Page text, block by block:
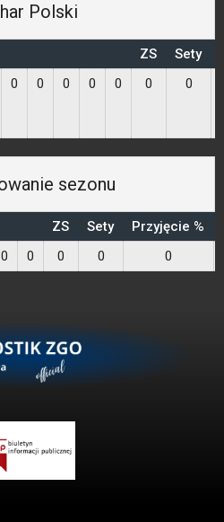
Polski
ZS Sety
0 0 0 0 0 0 0
sezonu
ZS Sety Przyjęcie %
0 0 0 0 0